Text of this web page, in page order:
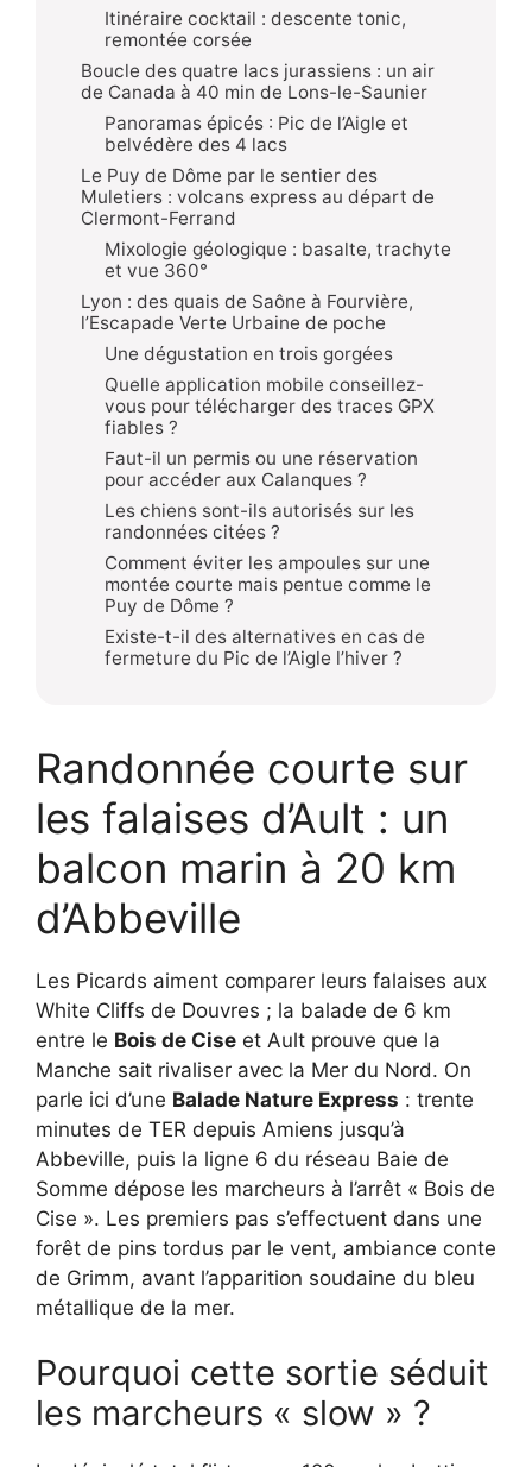
Itinéraire cocktail : descente tonic,
remontée corsée
Boucle des quatre lacs jurassiens : un air
de Canada à 40 min de Lons-le-Saunier
Panoramas épicés : Pic de l’Aigle et
belvédère des 4 lacs
Le Puy de Dôme par le sentier des
Muletiers : volcans express au départ de
Clermont-Ferrand
Mixologie géologique : basalte, trachyte
et vue 360°
Lyon : des quais de Saône à Fourvière,
l’Escapade Verte Urbaine de poche
Une dégustation en trois gorgées
Quelle application mobile conseillez-
vous pour télécharger des traces GPX
fiables ?
Faut-il un permis ou une réservation
pour accéder aux Calanques ?
Les chiens sont-ils autorisés sur les
randonnées citées ?
Comment éviter les ampoules sur une
montée courte mais pentue comme le
Puy de Dôme ?
Existe-t-il des alternatives en cas de
fermeture du Pic de l’Aigle l’hiver ?
Randonnée courte sur
les falaises d’Ault : un
balcon marin à 20 km
d’Abbeville
Les Picards aiment comparer leurs falaises aux
White Cliffs de Douvres ; la balade de 6 km
entre le Bois de Cise et Ault prouve que la
Manche sait rivaliser avec la Mer du Nord. On
parle ici d’une Balade Nature Express : trente
minutes de TER depuis Amiens jusqu’à
Abbeville, puis la ligne 6 du réseau Baie de
Somme dépose les marcheurs à l’arrêt « Bois de
Cise ». Les premiers pas s’effectuent dans une
forêt de pins tordus par le vent, ambiance conte
de Grimm, avant l’apparition soudaine du bleu
métallique de la mer.
Pourquoi cette sortie séduit
les marcheurs « slow » ?